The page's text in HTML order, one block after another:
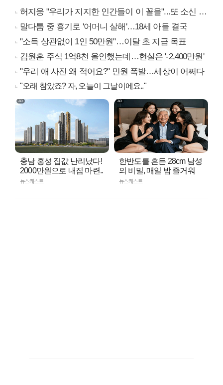
허지웅 "우리가 지지한 인간들이 이 꼴을"...또 소신 발언
말다툼 중 흉기로 '어머니 살해'…18세 아들 결국
"소득 상관없이 1인 50만원"…이달 초 지급 목표
김원훈 주식 1억8천 올인했는데…현실은 '-2,400만원'
"우리 애 사진 왜 적어요?" 민원 폭발…세상이 어쩌다
"오래 참았죠? 자, 오늘이 그날이에요.."
충남 홍성 집값 난리났다!
2000만원으로 내집 마련..
뉴스캐스트
한반도를 흔든 28cm 남성
의 비밀, 매일 밤 즐거워
뉴스캐스트